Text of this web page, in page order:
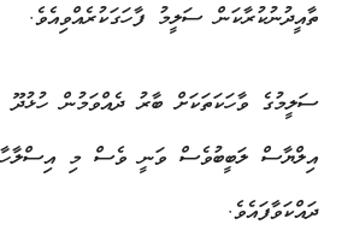
ތާއީދުނުކުރާކަން ސަލީމު ފާހަގަކުރެއްވިއެވެ.
ސަލީމުގެ ވާހަކަތަކަށް ބާރު ދެއްވަމުން ހުޅުދޫ
އިލްޔާސް ލަބީބުވެސް ވަނީ ވެސް މި އިސްލާހާ
ދައްކަވާފައެވެ.